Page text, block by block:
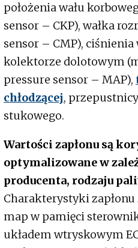
położenia wału
sensor – CKP), wałka
sensor – CMP), ciśnienia
kolektorze dolotowym
pressure sensor – MAP),
chłodzącej,
stukowego.
Wartości zapłonu są
optymalizowane w
producenta, rodzaju
Charakterystyki
map w pamięci
układem wtryskowym